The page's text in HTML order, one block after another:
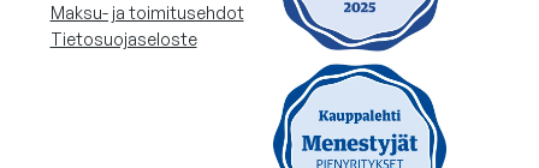
Maksu- ja toimitusehdot
Tietosuojaseloste